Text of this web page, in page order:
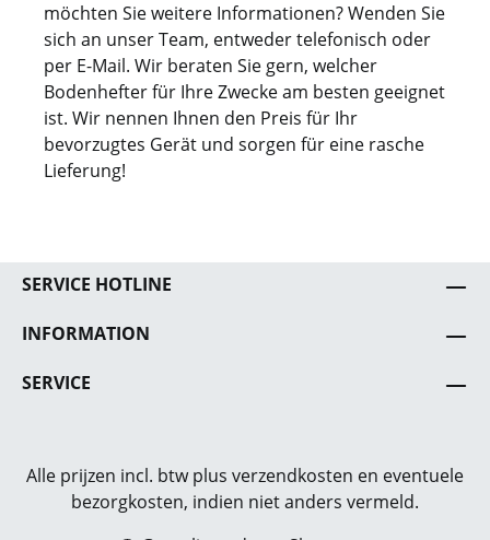
möchten Sie weitere Informationen? Wenden Sie
sich an unser Team, entweder telefonisch oder
per E-Mail. Wir beraten Sie gern, welcher
Bodenhefter für Ihre Zwecke am besten geeignet
ist. Wir nennen Ihnen den Preis für Ihr
bevorzugtes Gerät und sorgen für eine rasche
Lieferung!
SERVICE HOTLINE
INFORMATION
SERVICE
Alle prijzen incl. btw plus verzendkosten en eventuele
bezorgkosten, indien niet anders vermeld.